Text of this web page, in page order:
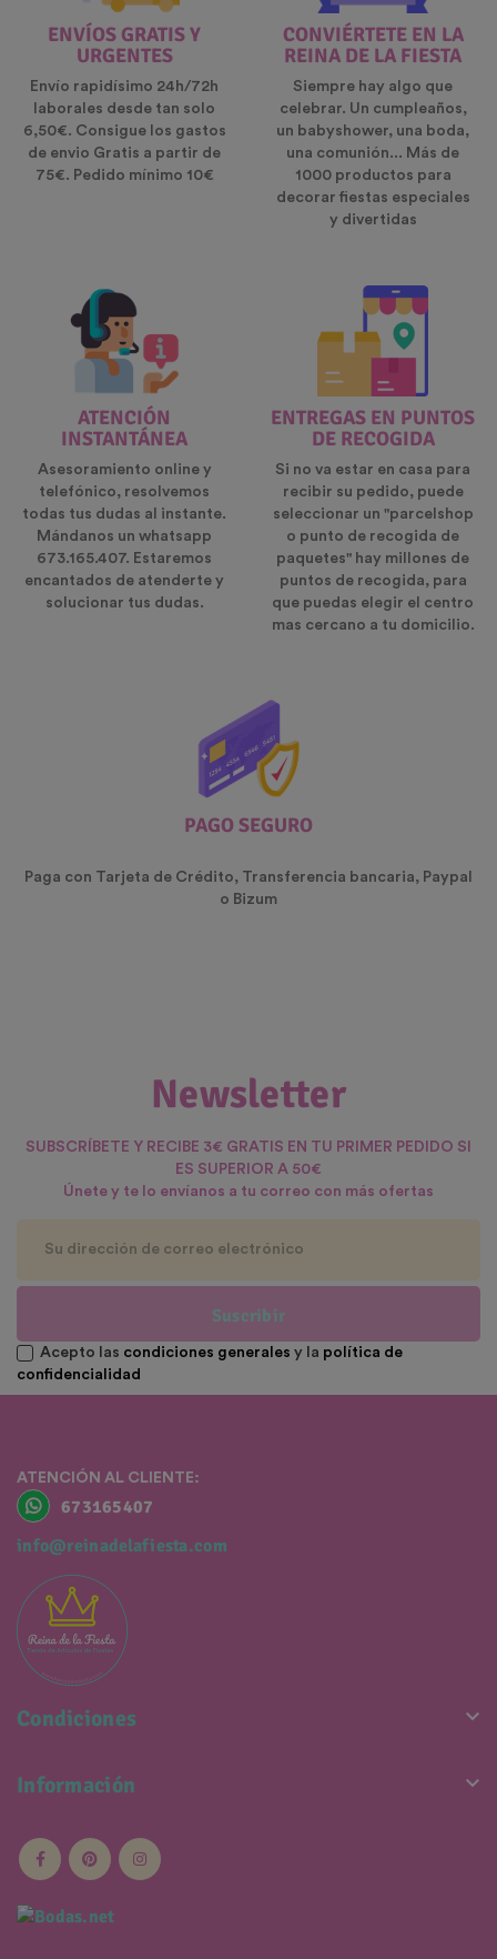
ENVÍOS GRATIS Y
URGENTES
Envío rapidísimo 24h/72h
laborales desde tan solo
6,50€. Consigue los gastos
de envio Gratis a partir de
75€. Pedido mínimo 10€
CONVIÉRTETE EN LA
REINA DE LA FIESTA
Siempre hay algo que
celebrar. Un cumpleaños,
un babyshower, una boda,
una comunión... Más de
1000 productos para
decorar fiestas especiales
y divertidas
ATENCIÓN
INSTANTÁNEA
Asesoramiento online y
telefónico, resolvemos
todas tus dudas al instante.
Mándanos un whatsapp
673.165.407. Estaremos
encantados de atenderte y
solucionar tus dudas.
ENTREGAS EN PUNTOS
DE RECOGIDA
Si no va estar en casa para
recibir su pedido, puede
seleccionar un "parcelshop
o punto de recogida de
paquetes" hay millones de
puntos de recogida, para
que puedas elegir el centro
mas cercano a tu domicilio.
PAGO SEGURO
Paga con Tarjeta de Crédito, Transferencia bancaria, Paypal
o Bizum
Newsletter
SUBSCRÍBETE Y RECIBE 3€ GRATIS EN TU PRIMER PEDIDO SI
ES SUPERIOR A 50€
Únete y te lo envíanos a tu correo con más ofertas
Suscribir
Acepto las condiciones generales y la política de
confidencialidad
ATENCIÓN AL CLIENTE:
673165407
info@reinadelafiesta.com
Condiciones 
Información 